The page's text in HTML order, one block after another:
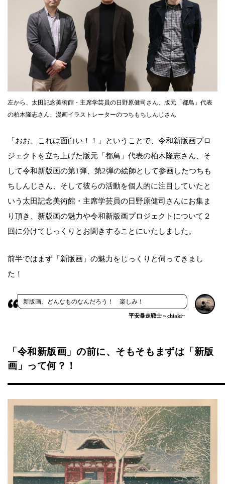
左から、太田記念美術館・主席学芸員の日野原健司さん、版元「都鳥」代表
の柏木隆志さん、漫画イラストレーターのつちもちしんじさん
「おお、これは面白い！！」ということで、令和新版画プロ
ジェクトを立ち上げた版元「都鳥」代表の柏木隆志さん、そ
して令和新版画の第1弾、第2弾の絵師として参画したつちも
ちしんじさん、そして彼らの活動を個人的に注目していたと
いう太田記念美術館・主席学芸員の日野原健司さんにお集ま
り頂き、新版画の魅力や令和新版画プロジェクトについて２
回に分けてじっくりとお聞きすることにいたしました。
前半ではまず「新版画」の魅力をじっくりと伺ってきまし
た！
新版画、どんなものなんだろう！ 楽しみ！
平安暴走戦士～chiaki~
「令和新版画」の前に、そもそもまずは「新版
画」って何？！